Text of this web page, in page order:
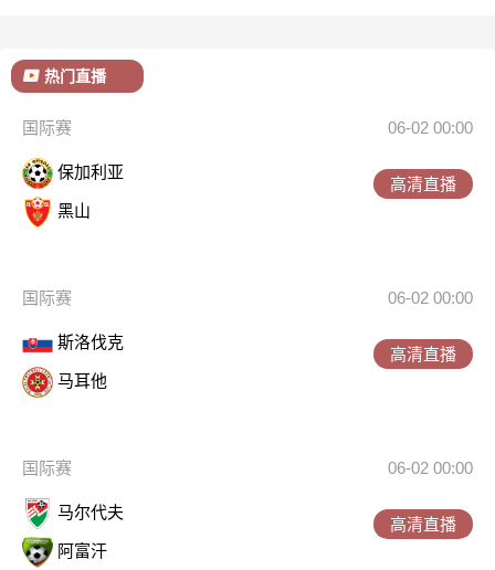
热门直播
国际赛 06-02 00:00
保加利亚
黑山
高清直播
国际赛 06-02 00:00
斯洛伐克
马耳他
高清直播
国际赛 06-02 00:00
马尔代夫
阿富汗
高清直播